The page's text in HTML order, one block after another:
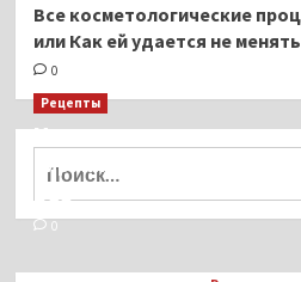
Все косметологические
или Как ей удается не
0
Рецепты
Миллионы японцев
тиранического
ВОЗ
0